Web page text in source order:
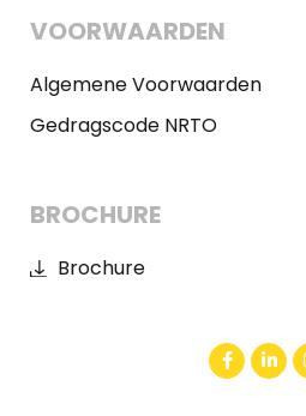
VOORWAARDEN
Algemene Voorwaarden
Gedragscode NRTO
BROCHURE
Brochure